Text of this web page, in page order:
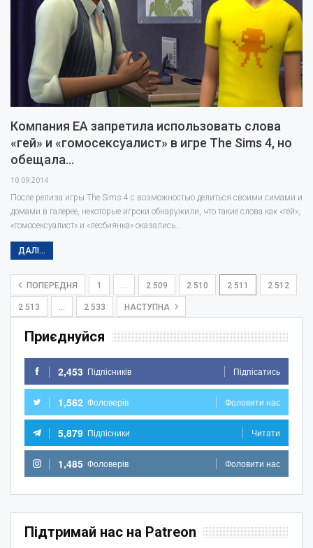
Компания EA запретила использовать слова
«гей» и «гомосексуалист» в игре The Sims 4, но
обещала…
10.09.2014
После релиза игры The Sims 4 с возможностью делиться своими симами и
домами в галерее, некоторые игроки обнаружили, что такие слова как «гей»,
«гомосексуалист» и «лесбиянка» оказались…
ДАЛІ...
ПОПЕРЕДНЯ 1 2 509 2 510 2 511 2 512
2 513 2 533 НАСТУПНА
Приєднуйся
2,453 Підпісників Підпісатись
1,562 Фоловерів Фоловити нас
5,879 Підпісники Читати
1,485 Фоловерів Фоловити нас
Підтримай нас на Patreon